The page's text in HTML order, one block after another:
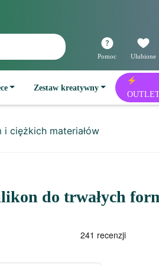
Pomoc Ulubione
Zestaw kreatywny
ciężkich materiałów
do trwałych